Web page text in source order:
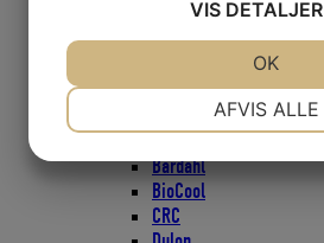
Bådbørste
1852
3M produkter
Autosol
Bardahl
BioCool
CRC
VIS DETALJER
MARKETING
AFVIS ALLE
OK